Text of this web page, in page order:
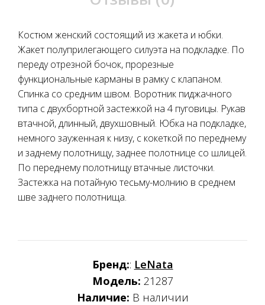
Костюм женский состоящий из жакета и юбки.
Жакет полуприлегающего силуэта на подкладке. По
переду отрезной бочок, прорезные
функциональные карманы в рамку с клапаном.
Спинка со средним швом. Воротник пиджачного
типа с двухбортной застежкой на 4 пуговицы. Рукав
втачной, длинный, двухшовный. Юбка на подкладке,
немного зауженная к низу, с кокеткой по переднему
и заднему полотнищу, заднее полотнице со шлицей.
По переднему полотнищу втачные листочки.
Застежка на потайную тесьму-молнию в среднем
шве заднего полотнища.
Бренд:: LeNata
Модель: 21287
Наличие: В наличии